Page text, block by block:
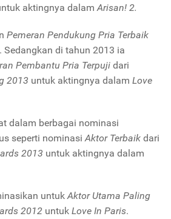
aktingnya dalam Arisan! 2.
Pemeran Pendukung Pria Terbaik
. Sedangkan di tahun 2013 ia
Pembantu Pria Terpuji dari
2013 untuk aktingnya dalam Love
dalam berbagai nominasi
seperti nominasi Aktor Terbaik dari
2013 untuk aktingnya dalam
untuk Aktor Utama Paling
2012 untuk Love In Paris.